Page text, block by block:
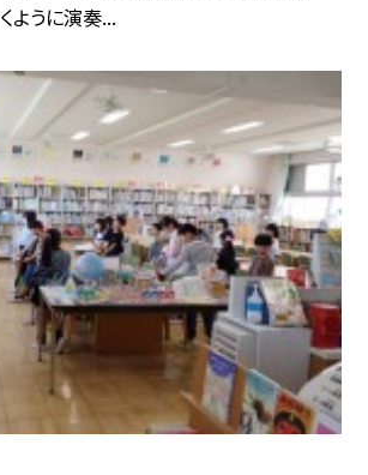
ように演奏...